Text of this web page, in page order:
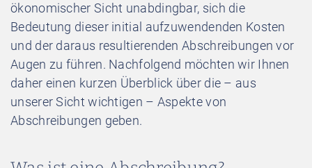
ökonomischer Sicht unabdingbar, sich die
Bedeutung dieser initial aufzuwendenden Kosten
und der daraus resultierenden Abschreibungen vor
Augen zu führen. Nachfolgend möchten wir Ihnen
daher einen kurzen Überblick über die – aus
unserer Sicht wichtigen – Aspekte von
Abschreibungen geben.